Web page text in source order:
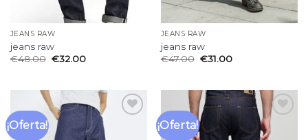
JEANS RAW
jeans raw
€48.00 €32.00
JEANS RAW
jeans raw
€47.00 €31.00
¡Oferta! ¡Oferta!
Añadir
a la